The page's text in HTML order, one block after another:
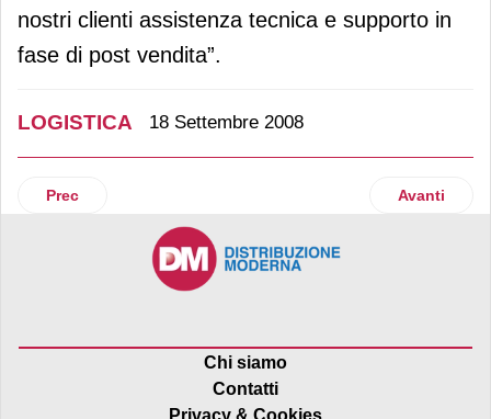
nostri clienti assistenza tecnica e supporto in
fase di post vendita”.
LOGISTICA 18 Settembre 2008
Articolo precedente: Nuovo accordo tra Goodman e
Prec Articolo
Avanti
Chi siamo
Contatti
Privacy & Cookies